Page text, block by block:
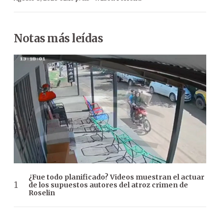
Notas más leídas
¿Fue todo planificado? Videos muestran el actuar
de los supuestos autores del atroz crimen de
Roselin